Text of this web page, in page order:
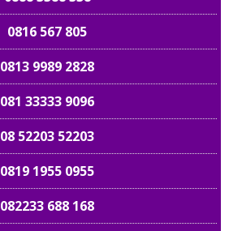
0816 567 805
0813 9989 2828
081 33333 9096
08 52203 52203
0819 1955 0955
082233 688 168